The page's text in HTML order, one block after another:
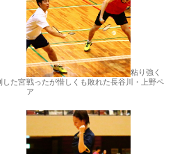
した宮
粘り強く
戦ったが惜しくも敗れた長谷川・上野ペ
ア